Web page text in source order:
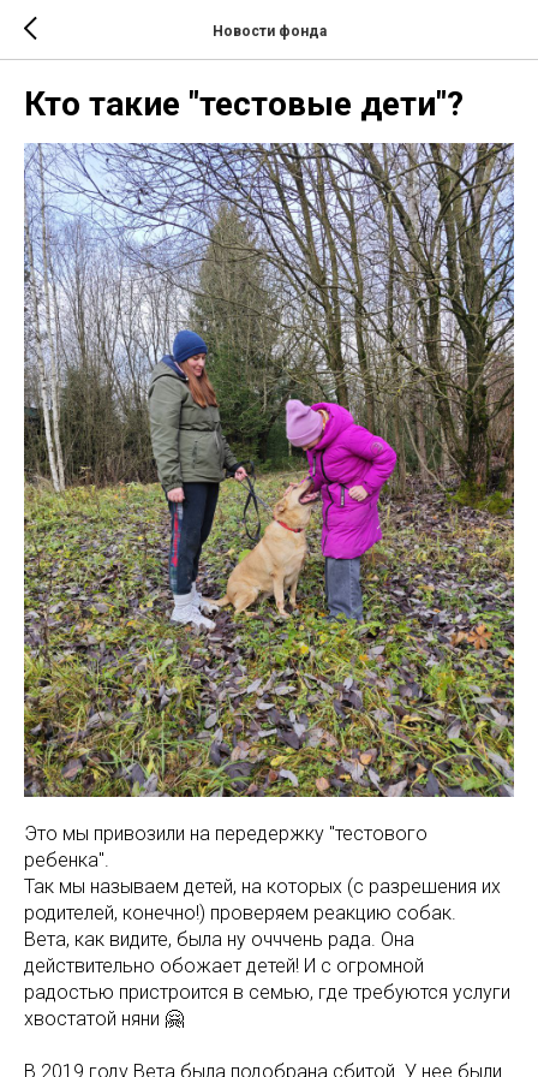
Новости фонда
Кто такие "тестовые дети"?
Это мы привозили на передержку "тестового
ребенка".
Так мы называем детей, на которых (с разрешения их
родителей, конечно!) проверяем реакцию собак.
Вета, как видите, была ну очччень рада. Она
действительно обожает детей! И с огромной
радостью пристроится в семью, где требуются услуги
хвостатой няни 🤗
В 2019 году Вета была подобрана сбитой. У нее были